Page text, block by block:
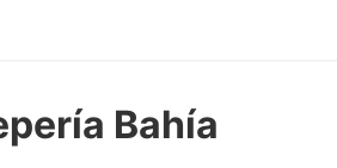
Bahía